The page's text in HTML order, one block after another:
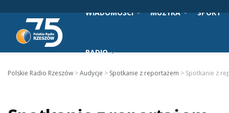
WIADOMOŚCI MUZYKA SPORT
RADIO
Polskie Radio Rzeszów >Audycje > Spotkanie z reportażem > Spotkanie z